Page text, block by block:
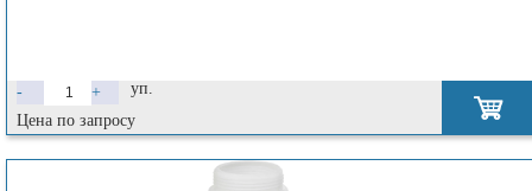
- +
уп.
Цена по запросу